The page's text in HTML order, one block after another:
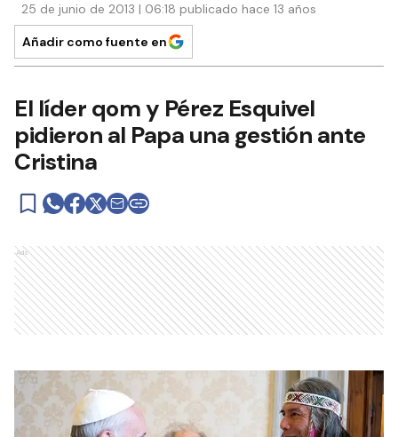
25 de junio de 2013 | 06:18 publicado hace 13 años
Añadir como fuente en
El líder qom y Pérez Esquivel
pidieron al Papa una gestión ante
Cristina
Ads